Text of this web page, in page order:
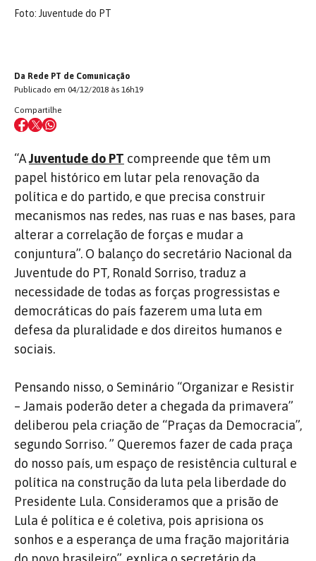
Foto: Juventude do PT
Da Rede PT de Comunicação
Publicado em 04/12/2018 às 16h19
Compartilhe
“AJuventude do PT compreende que têm um
papel histórico em lutar pela renovação da
política e do partido, e que precisa construir
mecanismos nas redes, nas ruas e nas bases, para
alterar a correlação de forças e mudar a
conjuntura”. O balanço do secretário Nacional da
Juventude do PT, Ronald Sorriso, traduz a
necessidade de todas as forças progressistas e
democráticas do país fazerem uma luta em
defesa da pluralidade e dos direitos humanos e
sociais.
Pensando nisso, o Seminário “Organizar e Resistir
– Jamais poderão deter a chegada da primavera”
deliberou pela criação de “Praças da Democracia”,
segundo Sorriso. ” Queremos fazer de cada praça
do nosso país, um espaço de resistência cultural e
política na construção da luta pela liberdade do
Presidente Lula. Consideramos que a prisão de
Lula é política e é coletiva, pois aprisiona os
sonhos e a esperança de uma fração majoritária